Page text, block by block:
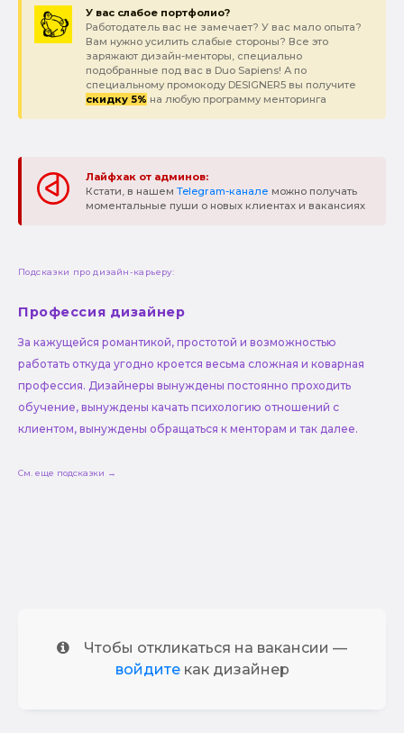
У вас слабое портфолио?
Работодатель вас не замечает? У вас мало опыта?
Вам нужно усилить слабые стороны? Все это
заряжают дизайн-менторы, специально
подобранные под вас в Duo Sapiens! А по
специальному промокоду DESIGNER5 вы получите
скидку 5% на любую программу менторинга
Лайфхак от админов:
Кстати, в нашем Telegram-канале можно получать
моментальные пуши о новых клиентах и вакансиях
Подсказки про дизайн-карьеру:
Профессия дизайнер
За кажущейся романтикой, простотой и возможностью
работать откуда угодно кроется весьма сложная и коварная
профессия. Дизайнеры вынуждены постоянно проходить
обучение, вынуждены качать психологию отношений с
клиентом, вынуждены обращаться к менторам и так далее.
См. еще подсказки →
Чтобы откликаться на вакансии —
войдитекак дизайнер